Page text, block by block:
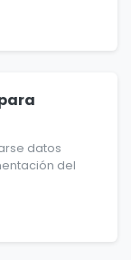
datos
del